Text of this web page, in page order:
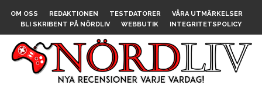
OM OSS REDAKTIONEN TESTDATORER
VÅRA UTMÄRKELSER
BLI SKRIBENT PÅ NÖRDLIV
WEBBUTIK INTEGRITETSPOLICY